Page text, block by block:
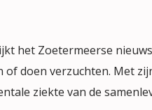
het Zoetermeerse
doen verzuchten. Met
ziekte van de